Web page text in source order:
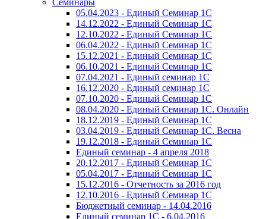
05.04.2023 - Единый Семинар 1С
14.12.2022 - Единый Семинар 1С
12.10.2022 - Единый Семинар 1С
06.04.2022 - Единый Семинар 1С
15.12.2021 - Единый Семинар 1С
06.10.2021 - Единый Семинар 1С
07.04.2021 - Единый семинар 1С
16.12.2020 - Единый семинар 1С
07.10.2020 - Единый Семинар 1С
08.04.2020 - Единый Семинар 1С. Онлайн
18.12.2019 - Единый Семинар 1С
03.04.2019 - Единый Семинар 1С. Весна
19.12.2018 - Единый Семинар 1С
Единый семинар - 4 апреля 2018
20.12.2017 - Единый Семинар 1С
05.04.2017 - Единый Семинар 1С
15.12.2016 - Отчетность за 2016 год
12.10.2016 - Единый Семинар 1С
Бюджетный семинар - 14.04.2016
Единый семинар 1С - 6.04.2016